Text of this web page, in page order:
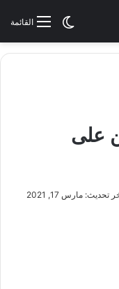
القائمةالوضع
على
تحديث: مارس 17, 2021